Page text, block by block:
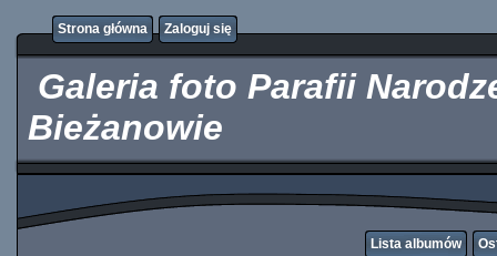
Strona główna
Zaloguj się
Galeria foto Parafii
Bieżanowie
Lista albumów